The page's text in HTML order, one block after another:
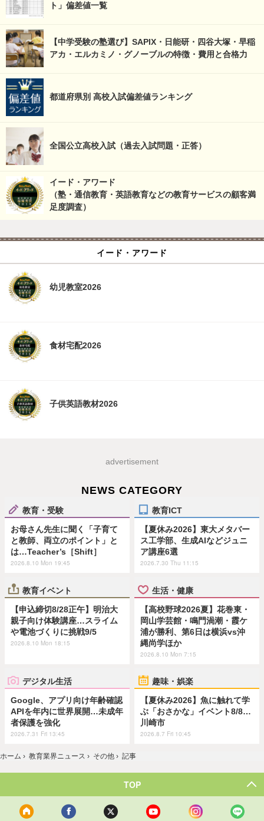
ト」偏差値一覧
【中学受験の塾選び】SAPIX・日能研・四谷大塚・早稲
アカ・エルカミノ・グノーブルの特徴・費用と合格力
都道府県別 高校入試偏差値ランキング
全国公立高校入試（過去入試問題・正答）
イード・アワード
（塾・通信教育・英語教育などの教育サービスの顧客満
足度調査）
イード・アワード
幼児教室2026
食材宅配2026
子供英語教材2026
advertisement
NEWS CATEGORY
教育・受験
お母さん先生に聞く「子育て
と教師、両立のポイント」と
は…Teacher’s［Shift］
2026.8.10 Mon 19:45
教育ICT
【夏休み2026】東大メタバー
ス工学部、生成AIなどジュニ
ア講座6選
2026.7.30 Thu 11:15
教育イベント
【申込締切8/28正午】明治大
親子向け体験講座…スライム
や電池づくりに挑戦9/5
2026.8.10 Mon 18:15
生活・健康
【高校野球2026夏】花巻東・
岡山学芸館・鳴門渦潮・霞ケ
浦が勝利、第6日は横浜vs沖
縄尚学ほか
2026.8.10 Mon 7:15
デジタル生活
Google、アプリ向け年齢確認
APIを年内に世界展開…未成年
者保護を強化
2026.7.31 Fri 13:45
趣味・娯楽
【夏休み2026】魚に触れて学
ぶ「おさかな」イベント8/8…
川崎市
2026.8.7 Fri 10:45
ホーム › 教育業界ニュース › その他 › 記事
TOP